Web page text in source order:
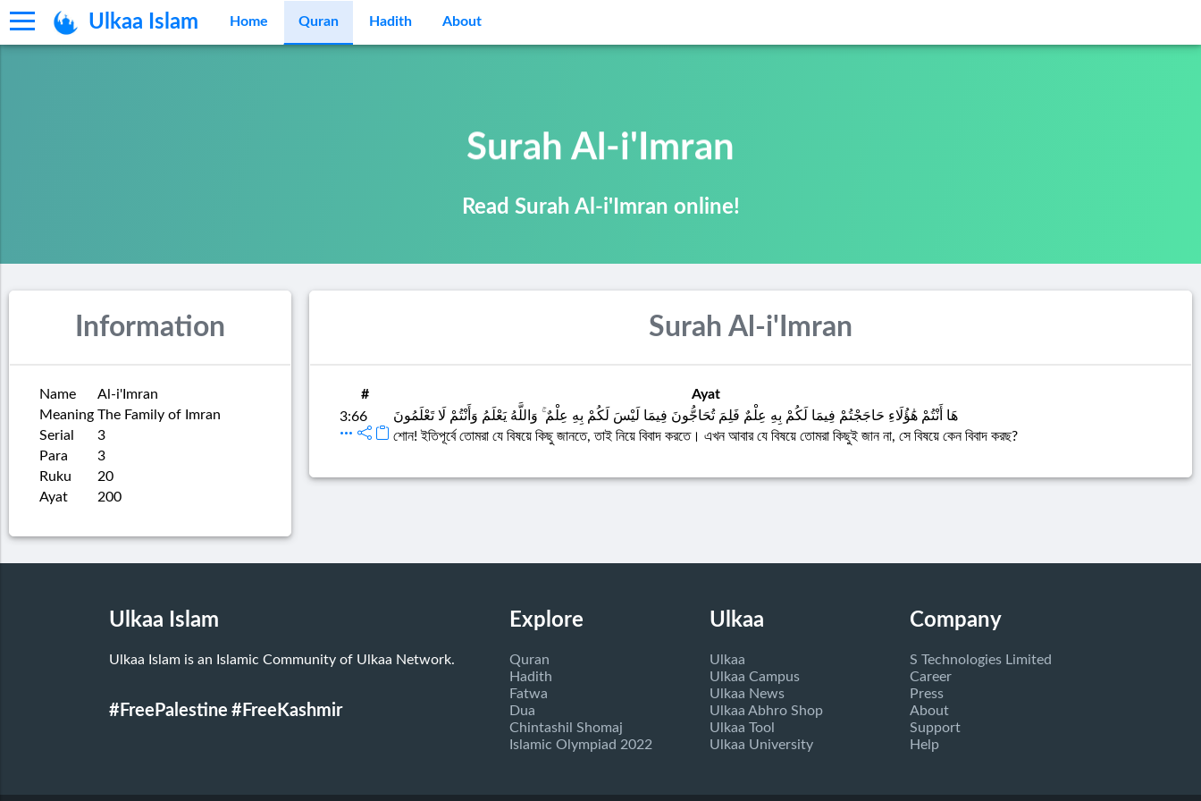
Ulkaa Islam Home Quran Hadith About
Surah Al-i'Imran
Read Surah Al-i'Imran online!
Information
Name
Al-i'Imran
Meaning The Family of Imran
Serial
3
Para
3
Ruku
20
Ayat
200
Surah Al-i'Imran
#
Ayat
3:66
هَا أَنْتُمْ هَٰؤُلَاءِ حَاجَجْتُمْ فِيمَا لَكُمْ بِهِ عِلْمٌ فَلِمَ تُحَاجُّونَ فِيمَا لَيْسَ لَكُمْ بِهِ عِلْمٌ ۚ وَاللَّهُ يَعْلَمُ وَأَنْتُمْ لَا تَعْلَمُونَ
শোন! ইতিপূর্বে তোমরা যে বিষয়ে কিছু জানতে, তাই নিয়ে বিবাদ করতে। এখন আবার যে বিষয়ে তোমরা কিছুই জান না, সে বিষয়ে কেন বিবাদ করছ?
Ulkaa Islam
Ulkaa Islam is an Islamic Community of Ulkaa Network.
#FreePalestine #FreeKashmir
Explore
Quran
Hadith
Fatwa
Dua
Chintashil Shomaj
Islamic Olympiad 2022
Ulkaa
Ulkaa
Ulkaa Campus
Ulkaa News
Ulkaa Abhro Shop
Ulkaa Tool
Ulkaa University
Company
S Technologies Limited
Career
Press
About
Support
Help